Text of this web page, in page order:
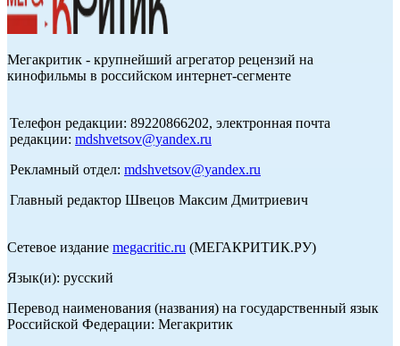
Мегакритик - крупнейший агрегатор рецензий на
кинофильмы в российском интернет-сегменте
Телефон редакции: 89220866202, электронная почта
редакции: mdshvetsov@yandex.ru
Рекламный отдел: mdshvetsov@yandex.ru
Главный редактор Швецов Максим Дмитриевич
Сетевое издание megacritic.ru (МЕГАКРИТИК.РУ)
Язык(и): русский
Перевод наименования (названия) на государственный язык
Российской Федерации: Мегакритик